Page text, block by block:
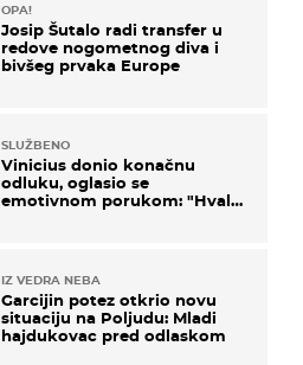
OPA!
Josip Šutalo radi transfer u
redove nogometnog diva i
bivšeg prvaka Europe
SLUŽBENO
Vinicius donio konačnu
odluku, oglasio se
emotivnom porukom: "Hvala
IZ VEDRA NEBA
Garcijin potez otkrio novu
situaciju na Poljudu: Mladi
hajdukovac pred odlaskom